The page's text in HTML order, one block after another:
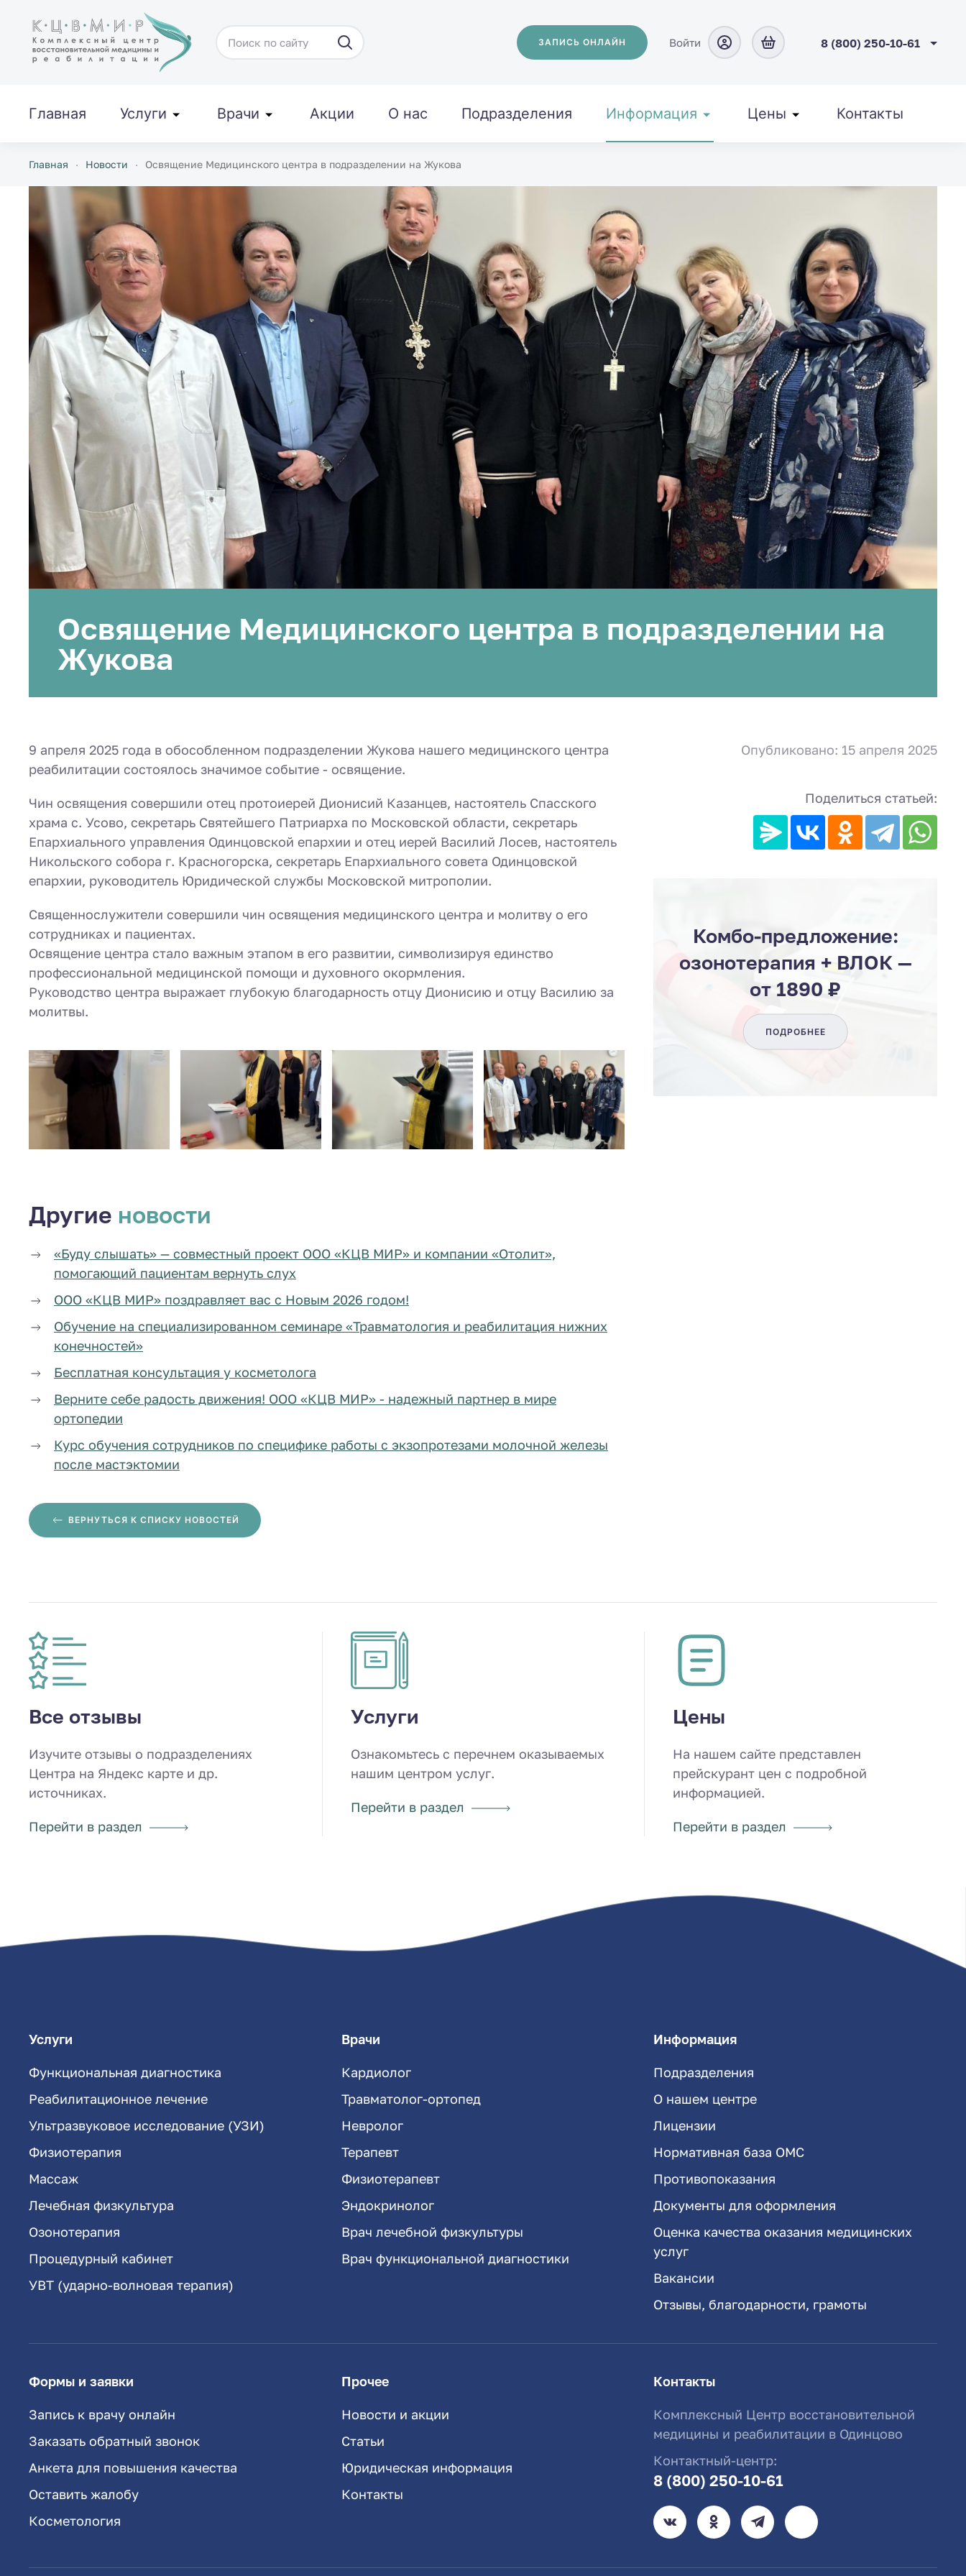
Перейти к содержимому ЗАПИСЬ ОНЛАЙН Войти 8 (800) 250-10-61
Главная Услуги Врачи Акции О нас Подразделения Информация Цены Контакты
Главная Новости Освящение Медицинского центра в подразделении на Жукова
Освящение Медицинского центра в подразделении на
Жукова
9 апреля 2025 года в обособленном подразделении Жукова нашего медицинского центра
реабилитации состоялось значимое событие - освящение.
Чин освящения совершили отец протоиерей Дионисий Казанцев, настоятель Спасского
храма с. Усово, секретарь Святейшего Патриарха по Московской области, секретарь
Епархиального управления Одинцовской епархии и отец иерей Василий Лосев, настоятель
Никольского собора г. Красногорска, секретарь Епархиального совета Одинцовской
епархии, руководитель Юридической службы Московской митрополии.
Священнослужители совершили чин освящения медицинского центра и молитву о его
сотрудниках и пациентах.
Освящение центра стало важным этапом в его развитии, символизируя единство
профессиональной медицинской помощи и духовного окормления.
Руководство центра выражает глубокую благодарность отцу Дионисию и отцу Василию за
молитвы.
Опубликовано: 15 апреля 2025
Поделиться статьей:
Комбо-предложение:
озонотерапия + ВЛОК —
от 1890 ₽
ПОДРОБНЕЕ
Другие новости
«Буду слышать» — совместный проект ООО «КЦВ МИР» и компании «Отолит»,
помогающий пациентам вернуть слух
ООО «КЦВ МИР» поздравляет вас с Новым 2026 годом!
Обучение на специализированном семинаре «Травматология и реабилитация нижних
конечностей»
Бесплатная консультация у косметолога
Верните себе радость движения! ООО «КЦВ МИР» - надежный партнер в мире
ортопедии
Курс обучения сотрудников по специфике работы с экзопротезами молочной железы
после мастэктомии
ВЕРНУТЬСЯ К СПИСКУ НОВОСТЕЙ
Все отзывы
Изучите отзывы о подразделениях
Центра на Яндекс карте и др.
источниках.
Перейти в раздел
Услуги
Ознакомьтесь с перечнем оказываемых
нашим центром услуг.
Перейти в раздел
Цены
На нашем сайте представлен
прейскурант цен с подробной
информацией.
Перейти в раздел
Услуги
Функциональная диагностика
Реабилитационное лечение
Ультразвуковое исследование (УЗИ)
Физиотерапия
Массаж
Лечебная физкультура
Озонотерапия
Процедурный кабинет
УВТ (ударно-волновая терапия)
Врачи
Кардиолог
Травматолог-ортопед
Невролог
Терапевт
Физиотерапевт
Эндокринолог
Врач лечебной физкультуры
Врач функциональной диагностики
Информация
Подразделения
О нашем центре
Лицензии
Нормативная база ОМС
Противопоказания
Документы для оформления
Оценка качества оказания медицинских
услуг
Вакансии
Отзывы, благодарности, грамоты
Формы и заявки
Запись к врачу онлайн
Заказать обратный звонок
Анкета для повышения качества
Оставить жалобу
Косметология
Прочее
Новости и акции
Статьи
Юридическая информация
Контакты
Контакты
Комплексный Центр восстановительной
медицины и реабилитации в Одинцово
Контактный-центр:
8 (800) 250-10-61